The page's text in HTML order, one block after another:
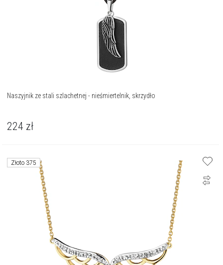
Naszyjnik ze stali szlachetnej - nieśmiertelnik, skrzydło
224 zł
Złoto 375